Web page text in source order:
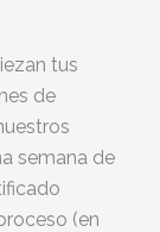
tus
de
semana de
(en